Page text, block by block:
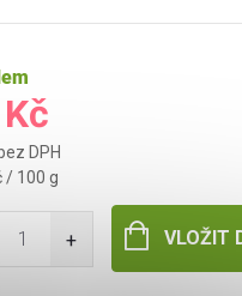
DPH
/ 100 g
VLOŽIT